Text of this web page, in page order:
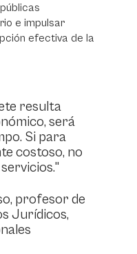
e impulsar
efectiva de la
resulta
será
Si para
costoso, no
profesor de
Jurídicos,